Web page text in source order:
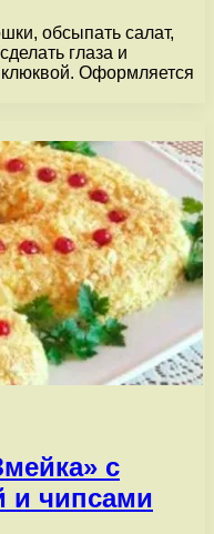
обсыпать салат,
глаза и
Оформляется
с
и чипсами